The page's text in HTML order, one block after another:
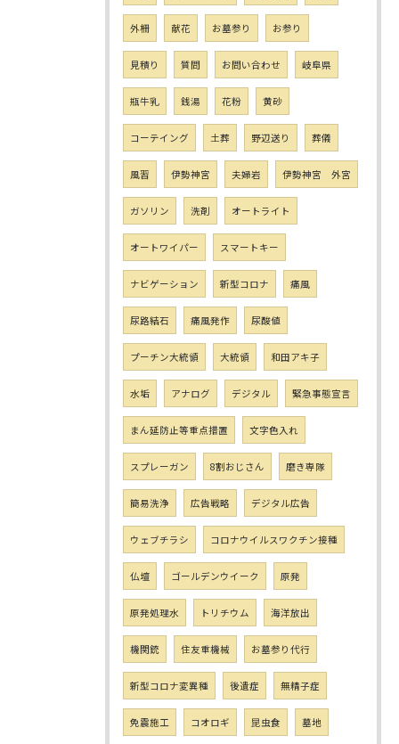
外柵 献花 お墓参り お参り
見積り 質問 お問い合わせ 岐阜県
瓶牛乳 銭湯 花粉 黄砂
コーテイング 土葬 野辺送り 葬儀
風習 伊勢神宮 夫婦岩 伊勢神宮 外宮
ガソリン 洗剤 オートライト
オートワイパー スマートキー
ナビゲーション 新型コロナ 痛風
尿路結石 痛風発作 尿酸値
プーチン大統領 大統領 和田アキ子
水垢 アナログ デジタル 緊急事態宣言
まん延防止等重点措置 文字色入れ
スプレーガン 8割おじさん 磨き専隊
簡易洗浄 広告戦略 デジタル広告
ウェブチラシ コロナウイルスワクチン接種
仏壇 ゴールデンウイーク 原発
原発処理水 トリチウム 海洋放出
機関銃 住友重機械 お墓参り代行
新型コロナ変異種 後遺症 無精子症
免震施工 コオロギ 昆虫食 墓地